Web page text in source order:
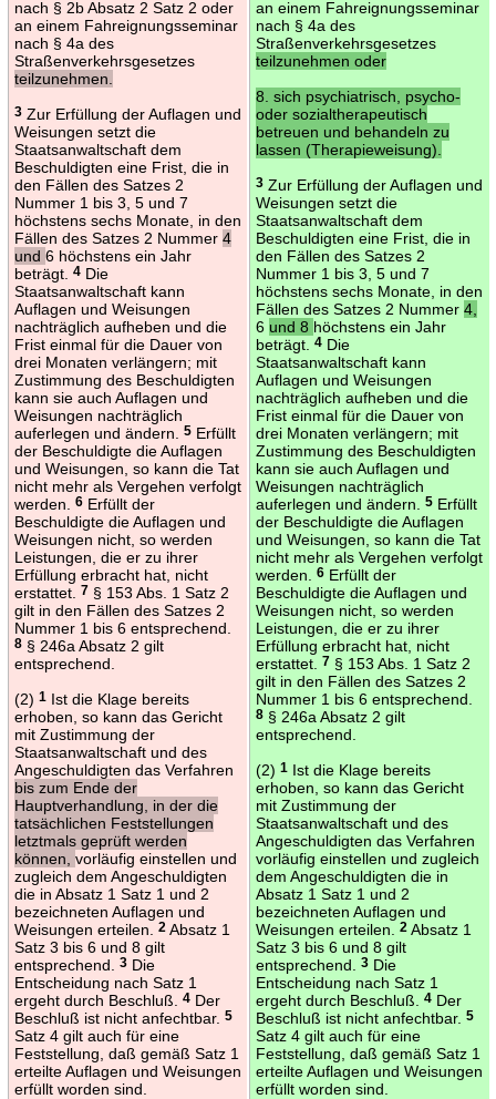
nach § 2b Absatz 2 Satz 2 oder
an einem Fahreignungsseminar
nach § 4a des
Straßenverkehrsgesetzes
teilzunehmen.
3Zur Erfüllung der Auflagen und
Weisungen setzt die
Staatsanwaltschaft dem
Beschuldigten eine Frist, die in
den Fällen des Satzes 2
Nummer 1 bis 3, 5 und 7
höchstens sechs Monate, in den
Fällen des Satzes 2 Nummer 4
und 6 höchstens ein Jahr
beträgt.
4Die
Staatsanwaltschaft kann
Auflagen und Weisungen
nachträglich aufheben und die
Frist einmal für die Dauer von
drei Monaten verlängern; mit
Zustimmung des Beschuldigten
kann sie auch Auflagen und
Weisungen nachträglich
auferlegen und ändern.
5Erfüllt
der Beschuldigte die Auflagen
und Weisungen, so kann die Tat
nicht mehr als Vergehen verfolgt
werden.
6Erfüllt der
Beschuldigte die Auflagen und
Weisungen nicht, so werden
Leistungen, die er zu ihrer
Erfüllung erbracht hat, nicht
erstattet.
7§ 153 Abs. 1 Satz 2
gilt in den Fällen des Satzes 2
Nummer 1 bis 6 entsprechend.
8§ 246a Absatz 2 gilt
entsprechend.
(2) 1Ist die Klage bereits
erhoben, so kann das Gericht
mit Zustimmung der
Staatsanwaltschaft und des
Angeschuldigten das Verfahren
bis zum Ende der
Hauptverhandlung, in der die
tatsächlichen Feststellungen
letztmals geprüft werden
können, vorläufig einstellen und
zugleich dem Angeschuldigten
die in Absatz 1 Satz 1 und 2
bezeichneten Auflagen und
Weisungen erteilen.
2Absatz 1
Satz 3 bis 6 und 8 gilt
entsprechend.
3Die
Entscheidung nach Satz 1
ergeht durch Beschluß.
4Der
Beschluß ist nicht anfechtbar. 5
Satz 4 gilt auch für eine
Feststellung, daß gemäß Satz 1
erteilte Auflagen und Weisungen
erfüllt worden sind.
an einem Fahreignungsseminar
nach § 4a des
Straßenverkehrsgesetzes
teilzunehmen oder
8. sich psychiatrisch, psycho-
oder sozialtherapeutisch
betreuen und behandeln zu
lassen (Therapieweisung).
3Zur Erfüllung der Auflagen und
Weisungen setzt die
Staatsanwaltschaft dem
Beschuldigten eine Frist, die in
den Fällen des Satzes 2
Nummer 1 bis 3, 5 und 7
höchstens sechs Monate, in den
Fällen des Satzes 2 Nummer 4,
6 und 8 höchstens ein Jahr
beträgt.
4Die
Staatsanwaltschaft kann
Auflagen und Weisungen
nachträglich aufheben und die
Frist einmal für die Dauer von
drei Monaten verlängern; mit
Zustimmung des Beschuldigten
kann sie auch Auflagen und
Weisungen nachträglich
auferlegen und ändern.
5Erfüllt
der Beschuldigte die Auflagen
und Weisungen, so kann die Tat
nicht mehr als Vergehen verfolgt
werden.
6Erfüllt der
Beschuldigte die Auflagen und
Weisungen nicht, so werden
Leistungen, die er zu ihrer
Erfüllung erbracht hat, nicht
erstattet.
7§ 153 Abs. 1 Satz 2
gilt in den Fällen des Satzes 2
Nummer 1 bis 6 entsprechend.
8§ 246a Absatz 2 gilt
entsprechend.
(2) 1Ist die Klage bereits
erhoben, so kann das Gericht
mit Zustimmung der
Staatsanwaltschaft und des
Angeschuldigten das Verfahren
vorläufig einstellen und zugleich
dem Angeschuldigten die in
Absatz 1 Satz 1 und 2
bezeichneten Auflagen und
Weisungen erteilen.
2Absatz 1
Satz 3 bis 6 und 8 gilt
entsprechend.
3Die
Entscheidung nach Satz 1
ergeht durch Beschluß.
4Der
Beschluß ist nicht anfechtbar. 5
Satz 4 gilt auch für eine
Feststellung, daß gemäß Satz 1
erteilte Auflagen und Weisungen
erfüllt worden sind.